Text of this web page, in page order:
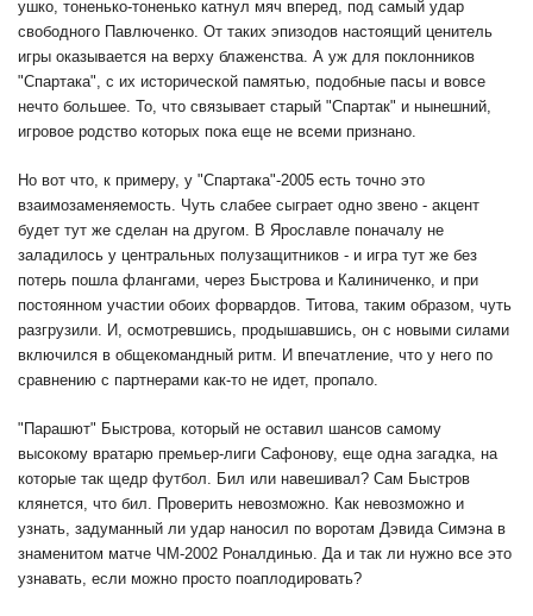
ушко, тоненько-тоненько катнул мяч вперед, под самый удар
свободного Павлюченко. От таких эпизодов настоящий ценитель
игры оказывается на верху блаженства. А уж для поклонников
"Спартака", с их исторической памятью, подобные пасы и вовсе
нечто большее. То, что связывает старый "Спартак" и нынешний,
игровое родство которых пока еще не всеми признано.
Но вот что, к примеру, у "Спартака"-2005 есть точно это
взаимозаменяемость. Чуть слабее сыграет одно звено - акцент
будет тут же сделан на другом. В Ярославле поначалу не
заладилось у центральных полузащитников - и игра тут же без
потерь пошла флангами, через Быстрова и Калиниченко, и при
постоянном участии обоих форвардов. Титова, таким образом, чуть
разгрузили. И, осмотревшись, продышавшись, он с новыми силами
включился в общекомандный ритм. И впечатление, что у него по
сравнению с партнерами как-то не идет, пропало.
"Парашют" Быстрова, который не оставил шансов самому
высокому вратарю премьер-лиги Сафонову, еще одна загадка, на
которые так щедр футбол. Бил или навешивал? Сам Быстров
клянется, что бил. Проверить невозможно. Как невозможно и
узнать, задуманный ли удар наносил по воротам Дэвида Симэна в
знаменитом матче ЧМ-2002 Роналдинью. Да и так ли нужно все это
узнавать, если можно просто поаплодировать?